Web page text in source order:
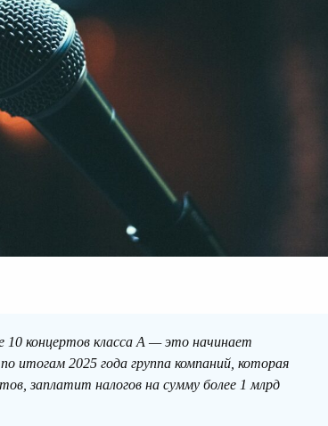
концертов класса A — это начинает
2025 года группа компаний, которая
заплатит налогов на сумму более 1 млрд